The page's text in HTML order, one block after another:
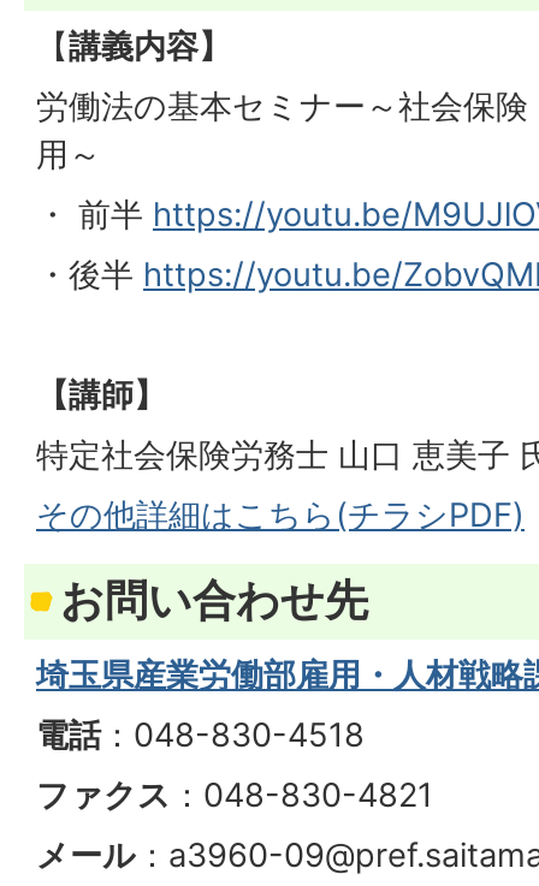
【講義内容】
労働法の基本セミナー～社会保
用～
・ 前半 https://youtu.be/
・後半 https://youtu.be/
【講師】
特定社会保険労務士 山口 恵美子
その他詳細はこちら(チラシPDF)
お問い合わせ先
埼玉県産業労働部雇用・人材戦略
電話：048-830-4518
ファクス ：048-830-4821
メール ：a3960-